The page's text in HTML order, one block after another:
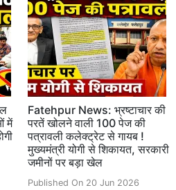
में
Fatehpur News: भ्रष्टाचार की
परतें खोलने वाली 100 पेज की
पत्रावली कलेक्ट्रेट से गायब !
मुख्यमंत्री योगी से शिकायत, सरकारी
जमीनों पर बड़ा खेल
Published On 20 Jun 2026